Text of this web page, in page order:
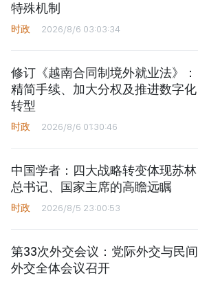
特殊机制
时政 2026/8/6 03:03:34
修订《越南合同制境外就业法》：
精简手续、加大分权及推进数字化
转型
时政 2026/8/6 01:30:46
中国学者：四大战略转变体现苏林
总书记、国家主席的高瞻远瞩
时政 2026/8/5 23:00:53
第33次外交会议：党际外交与民间
外交全体会议召开